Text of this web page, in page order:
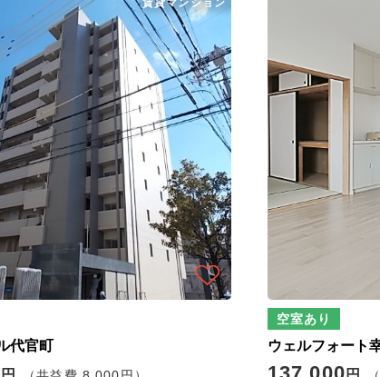
代官町
賃貸マンション
空室あり
ウェルフォート幸